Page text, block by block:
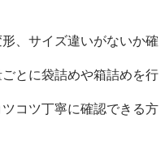
、サイズ違いがないか確
とに袋詰めや箱詰めを行
コツ丁寧に確認できる方